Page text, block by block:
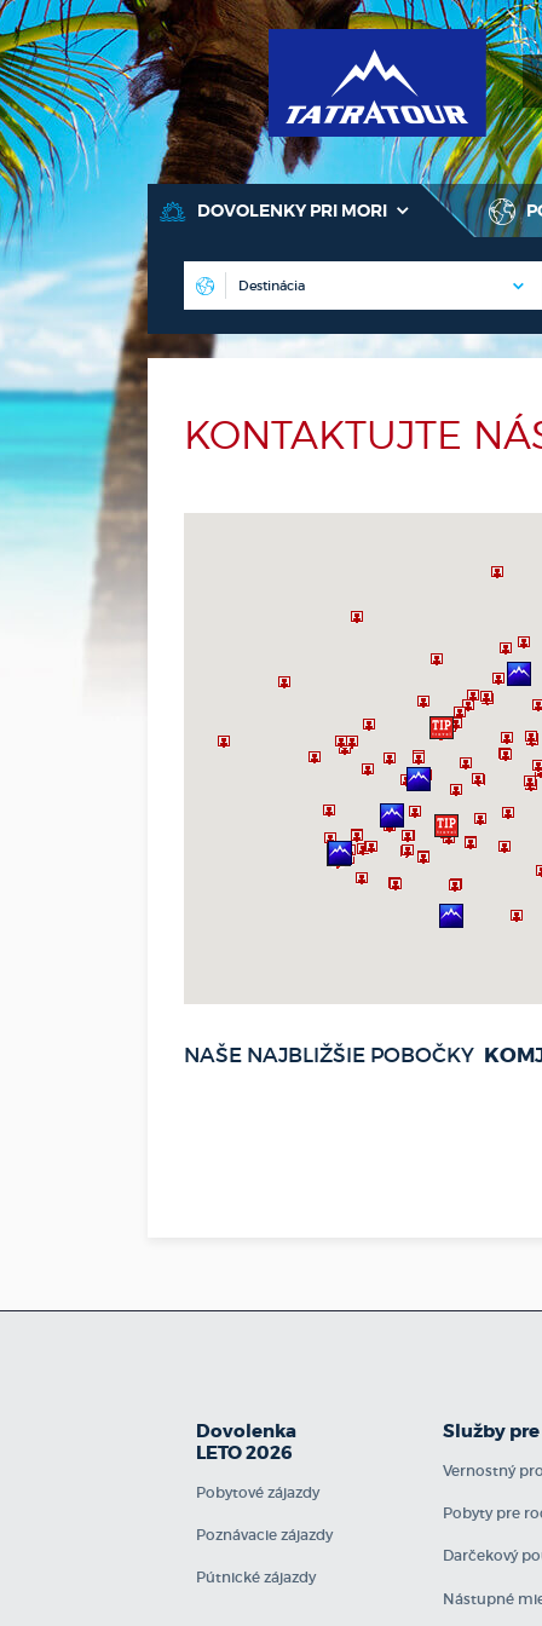
DOVOLENKY PRI MORI
KONTAKTUJTE
NAŠE NAJBLIŽŠIE POBOČKY
Dovolenka
LETO 2026
Pobytové zájazdy
Poznávacie zájazdy
Pútnické zájazdy
Služby
Vernostný
Pobyty pre
Darčekový
Nástupné